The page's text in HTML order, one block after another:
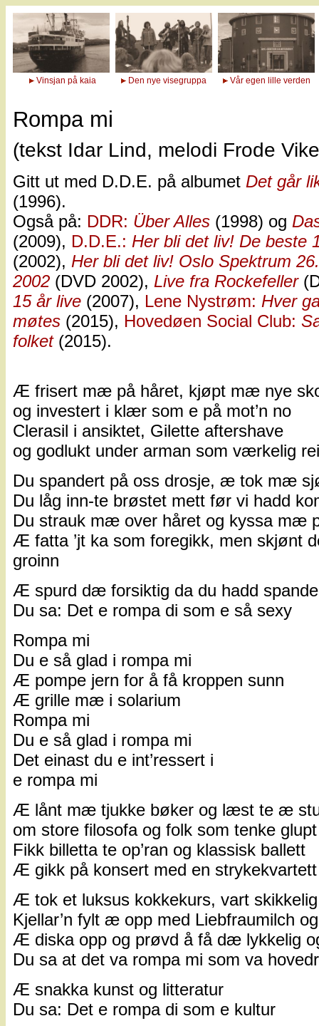
Vinsjan på kaia Den nye visegruppa Vår egen lille verden
Rompa mi
(tekst Idar Lind, melodi Frode
Gitt ut med D.D.E. på albumet Det går
(1996).
Også på: DDR: Über Alles (1998) og
(2009), D.D.E.: Her bli det liv! De beste
(2002), Her bli det liv! Oslo Spektrum
2002 (DVD 2002), Live fra Rockefeller
15 år live (2007), Lene Nystrøm: Hver
møtes (2015), Hovedøen Social Club:
folket(2015).
Æ frisert mæ på håret, kjøpt mæ nye
og investert i klær som e på mot’n no
Clerasil i ansiktet, Gilette aftershave
og godlukt under arman som værkelig
Du spandert på oss drosje, æ tok mæ
Du låg inn-te brøstet mett før vi hadd
Du strauk mæ over håret og kyssa mæ
Æ fatta ’jt ka som foregikk, men skjønt
groinn
Æ spurd dæ forsiktig da du hadd
Du sa: Det e rompa di som e så sexy
Rompa mi
Du e så glad i rompa mi
Æ pompe jern for å få kroppen sunn
Æ grille mæ i solarium
Rompa mi
Du e så glad i rompa mi
Det einast du e int’ressert i
e rompa mi
Æ lånt mæ tjukke bøker og læst te æ
om store filosofa og folk som tenke glupt
Fikk billetta te op’ran og klassisk ballett
Æ gikk på konsert med en strykekvartett
Æ tok et luksus kokkekurs, vart
Kjellar’n fylt æ opp med Liebfraumilch
Æ diska opp og prøvd å få dæ lykkelig
Du sa at det va rompa mi som va
Æ snakka kunst og litteratur
Du sa: Det e rompa di som e kultur